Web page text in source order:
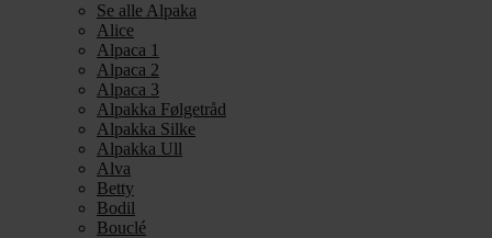
Se alle Alpaka
Alice
Alpaca 1
Alpaca 2
Alpaca 3
Alpakka Følgetråd
Alpakka Silke
Alpakka Ull
Alva
Betty
Bodil
Bouclé